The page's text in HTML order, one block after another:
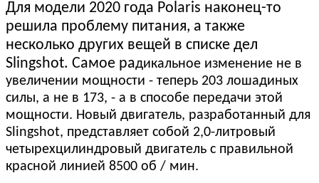
Для модели 2020 года Polaris наконец-то
решила проблему питания, а также
несколько других вещей в списке дел
Slingshot. Самое радикальное изменение не в
увеличении мощности - теперь 203 лошадиных
силы, а не в 173, - а в способе передачи этой
мощности. Новый двигатель, разработанный для
Slingshot, представляет собой 2,0-литровый
четырехцилиндровый двигатель с правильной
красной линией 8500 об / мин.